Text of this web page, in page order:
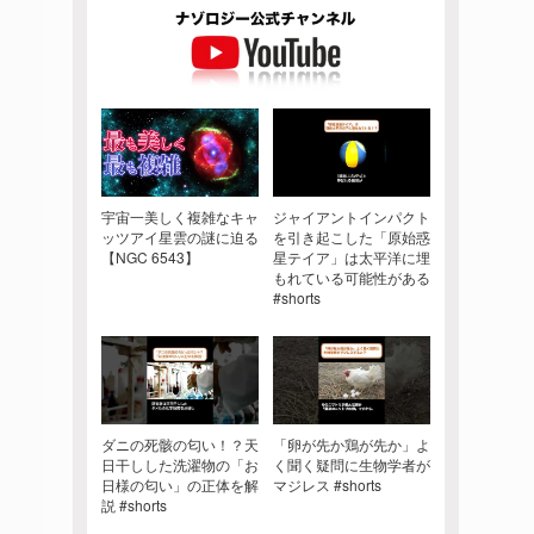
宇宙一美しく複雑なキャ
ッツアイ星雲の謎に迫る
【NGC 6543】
ジャイアントインパクト
を引き起こした「原始惑
星テイア」は太平洋に埋
もれている可能性がある
#shorts
ダニの死骸の匂い！？天
日干しした洗濯物の「お
日様の匂い」の正体を解
説 #shorts
「卵が先か鶏が先か」よ
く聞く疑問に生物学者が
マジレス #shorts